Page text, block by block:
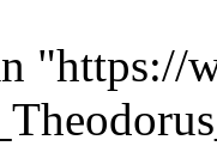
"https://